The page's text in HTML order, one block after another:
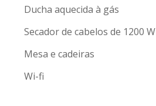
Ducha aquecida à gás
Secador de cabelos de 1200 W
Mesa e cadeiras
Wi-fi